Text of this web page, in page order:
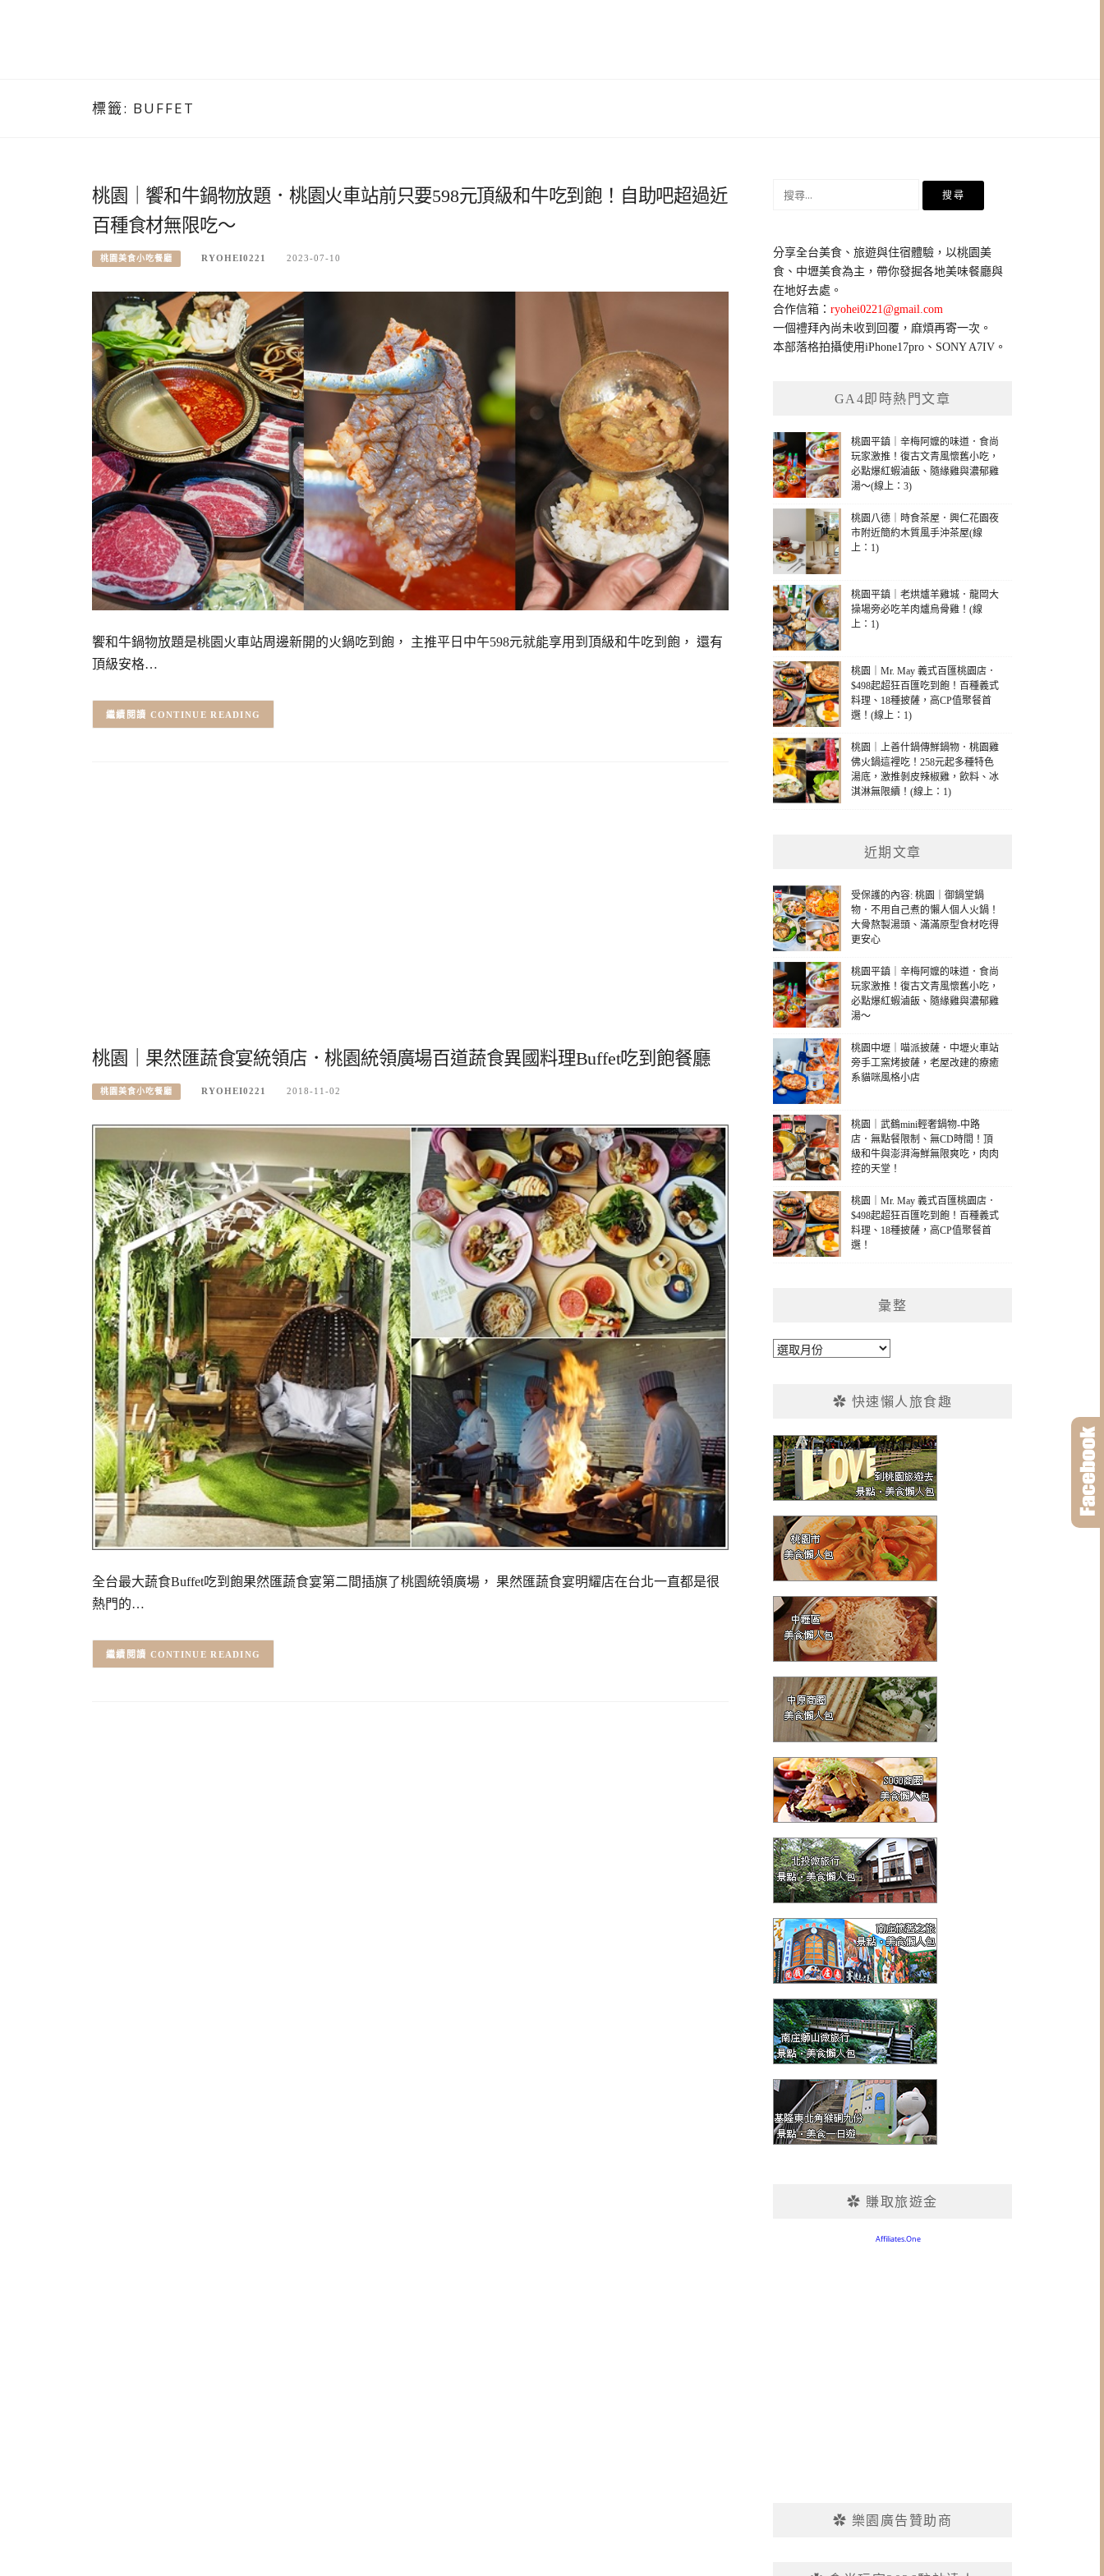
標籤: BUFFET
桃園｜饗和牛鍋物放題．桃園火車站前只要598元頂級和牛吃到飽！自助吧超過近
百種食材無限吃～
桃園美食小吃餐廳 RYOHEI0221 2023-07-10
饗和牛鍋物放題是桃園火車站周邊新開的火鍋吃到飽， 主推平日中午598元就能享用到頂級和牛吃到飽， 還有
頂級安格…
CONTINUE READING
桃園｜果然匯蔬食宴統領店．桃園統領廣場百道蔬食異國料理Buffet吃到飽餐廳
桃園美食小吃餐廳 RYOHEI0221 2018-11-02
全台最大蔬食Buffet吃到飽果然匯蔬食宴第二間插旗了桃園統領廣場， 果然匯蔬食宴明耀店在台北一直都是很
熱門的…
CONTINUE READING
鍵
字:
分享全台美食、旅遊與住宿體驗，以桃園美
食、中壢美食為主，帶你發掘各地美味餐廳與
在地好去處。
合作信箱：ryohei0221@gmail.com
一個禮拜內尚未收到回覆，麻煩再寄一次。
本部落格拍攝使用iPhone17pro、SONY A7IV。
GA4即時熱門文章
桃園平鎮｜辛梅阿嬤的味道．食尚
玩家激推！復古文青風懷舊小吃，
必點爆紅蝦滷飯、隨緣雞與濃郁雞
湯～(線上：3)
桃園八德｜時食茶屋．興仁花園夜
市附近簡約木質風手沖茶屋(線
上：1)
桃園平鎮｜老烘爐羊雞城．龍岡大
操場旁必吃羊肉爐烏骨雞！(線
上：1)
桃園｜Mr. May 義式百匯桃園店．
$498起超狂百匯吃到飽！百種義式
料理、18種披薩，高CP值聚餐首
選！(線上：1)
桃園｜上善什鍋傳鮮鍋物．桃園雞
佛火鍋這裡吃！258元起多種特色
湯底，激推剝皮辣椒雞，飲料、冰
淇淋無限續！(線上：1)
近期文章
受保護的內容: 桃園｜御鍋堂鍋
物．不用自己煮的懶人個人火鍋！
大骨熬製湯頭、滿滿原型食材吃得
更安心
桃園平鎮｜辛梅阿嬤的味道．食尚
玩家激推！復古文青風懷舊小吃，
必點爆紅蝦滷飯、隨緣雞與濃郁雞
湯～
桃園中壢｜喵派披薩．中壢火車站
旁手工窯烤披薩，老屋改建的療癒
系貓咪風格小店
桃園｜武鶴mini輕奢鍋物-中路
店．無點餐限制、無CD時間！頂
級和牛與澎湃海鮮無限爽吃，肉肉
控的天堂！
桃園｜Mr. May 義式百匯桃園店．
$498起超狂百匯吃到飽！百種義式
料理、18種披薩，高CP值聚餐首
選！
彙整
彙
✿ 快速懶人旅食趣
✿ 賺取旅遊金
✿ 樂園廣告贊助商